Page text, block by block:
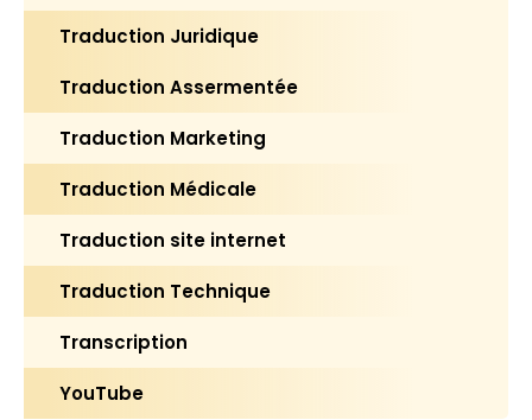
Traduction Juridique
Traduction Assermentée
Traduction Marketing
Traduction Médicale
Traduction site internet
Traduction Technique
Transcription
YouTube